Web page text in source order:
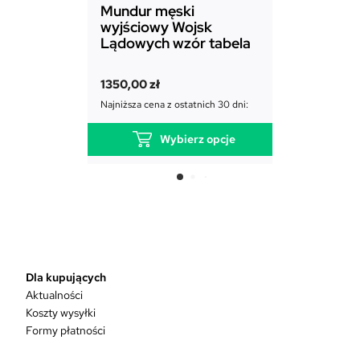
Mundur męski
wyjściowy Wojsk
Lądowych wzór tabela
1350,00zł
Najniższa cena z ostatnich 30 dni:
Wybierz opcje
e
Dla kupujących
Aktualności
Koszty wysyłki
Formy płatności